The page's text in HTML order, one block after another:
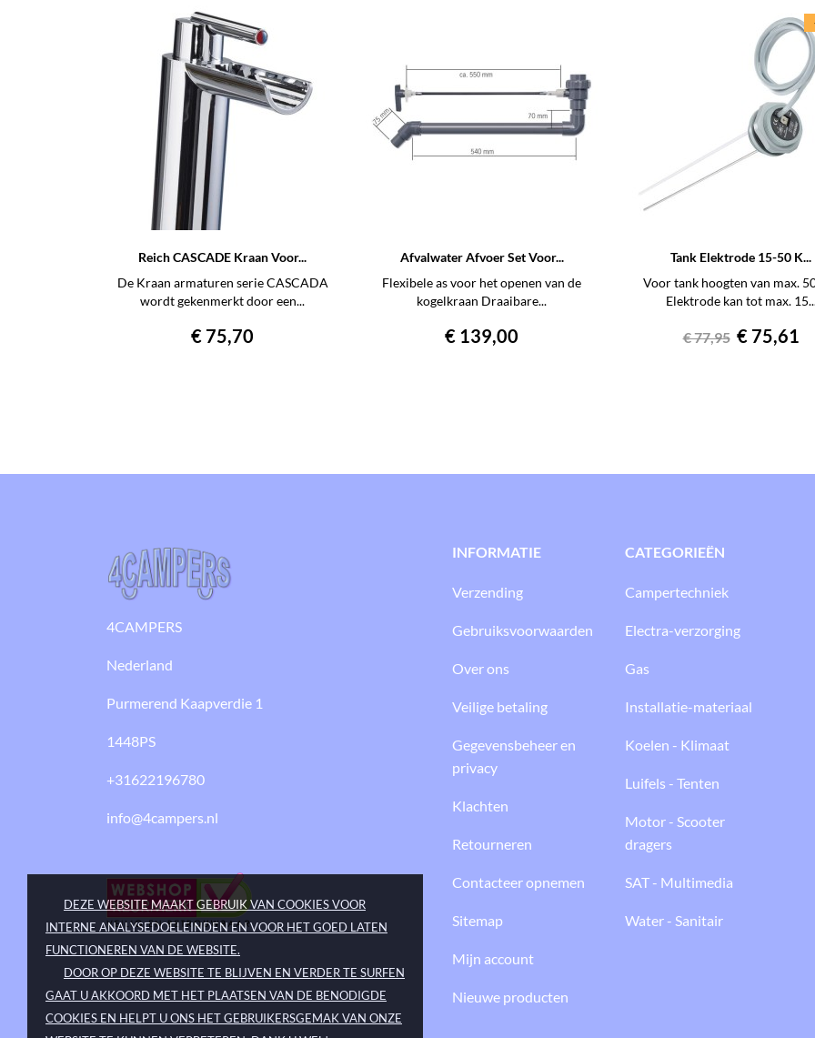
DEZE WEBSITE MAAKT GEBRUIK VAN COOKIES VOOR
INTERNE ANALYSEDOELEINDEN EN VOOR HET GOED LATEN
FUNCTIONEREN VAN DE WEBSITE.
DOOR OP DEZE WEBSITE TE BLIJVEN EN VERDER TE SURFEN
GAAT U AKKOORD MET HET PLAATSEN VAN DE BENODIGDE
COOKIES EN HELPT U ONS HET GEBRUIKERSGEMAK VAN ONZE
Reich CASCADE Kraan Voor...
De Kraan armaturen serie CASCADA
wordt gekenmerkt door een...
Prijs
€ 75,70
Afvalwater Afvoer Set Voor...
Flexibele as voor het openen van de
kogelkraan Draaibare...
Prijs
€ 139,00
Tank Elektrode 15-50 K...
Voor tank hoogten van max.
Elektrode kan tot max.
Normale
€ 77,95 Prijs
€ 75,61
4CAMPERS
Nederland
Purmerend Kaapverdie 1
1448PS
+31622196780
info@4campers.nl
INFORMATIE
Verzending
Gebruiksvoorwaarden
Over ons
Veilige betaling
Gegevensbeheer en
privacy
Klachten
Retourneren
Contacteer opnemen
Sitemap
Mijn account
Nieuwe producten
CATEGORIEËN
Campertechniek
Electra-verzorging
Gas
Installatie-materiaal
Koelen - Klimaat
Luifels - Tenten
Motor - Scooter
dragers
SAT - Multimedia
Water - Sanitair